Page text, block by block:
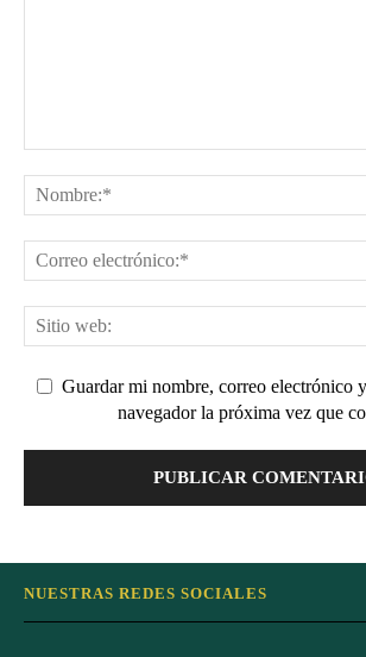
Guardar mi nombre, correo electrónico
navegador la próxima vez que
NUESTRAS REDES SOCIALES